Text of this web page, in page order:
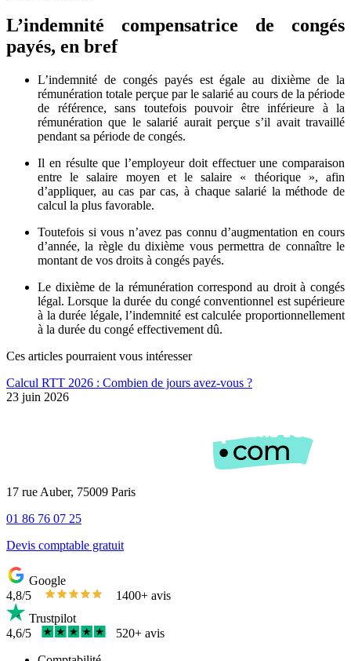
L’indemnité compensatrice de congés
payés, en bref
L’indemnité de congés payés est égale au dixième de la
rémunération totale perçue par le salarié au cours de la période
de référence, sans toutefois pouvoir être inférieure à la
rémunération que le salarié aurait perçue s’il avait travaillé
pendant sa période de congés.
Il en résulte que l’employeur doit effectuer une comparaison
entre le salaire moyen et le salaire « théorique », afin
d’appliquer, au cas par cas, à chaque salarié la méthode de
calcul la plus favorable.
Toutefois si vous n’avez pas connu d’augmentation en cours
d’année, la règle du dixième vous permettra de connaître le
montant de vos droits à congés payés.
Le dixième de la rémunération correspond au droit à congés
légal. Lorsque la durée du congé conventionnel est supérieure
à la durée légale, l’indemnité est calculée proportionnellement
à la durée du congé effectivement dû.
Ces articles pourraient vous intéresser
Calcul RTT 2026 : Combien de jours avez-vous ?
23 juin 2026
17 rue Auber, 75009 Paris
01 86 76 07 25
Devis comptable gratuit
Google
4,8/5
1400+ avis
Trustpilot
4,6/5
520+ avis